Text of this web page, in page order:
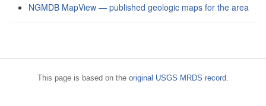
NGMDB MapView — published geologic maps for the area
This page is based on the original USGS MRDS record.